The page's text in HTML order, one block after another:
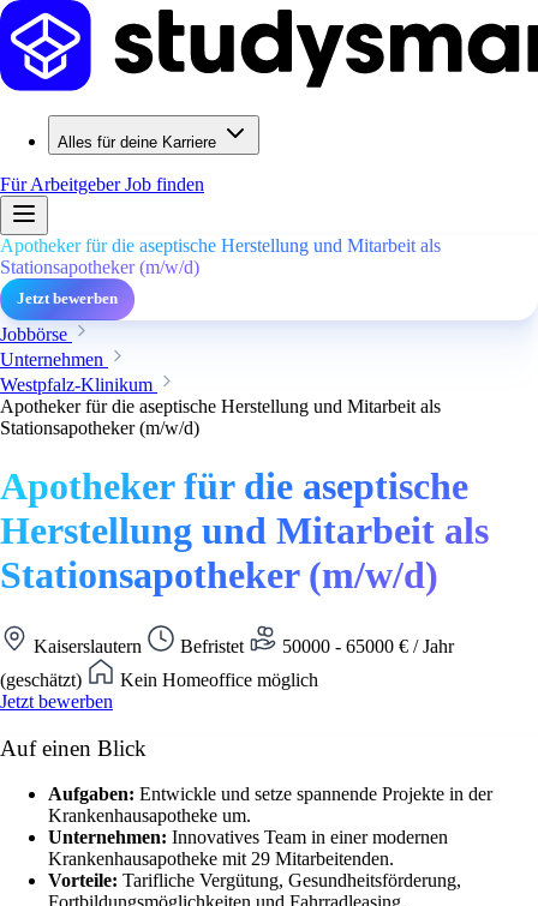
Alles für deine Karriere
Für ArbeitgeberJob finden
Apotheker für die aseptische Herstellung und Mitarbeit als
Stationsapotheker (m/w/d)
Jetzt bewerben
Jobbörse
Unternehmen
Westpfalz-Klinikum
Apotheker für die aseptische Herstellung und Mitarbeit als
Stationsapotheker (m/w/d)
Apotheker für die aseptische
Herstellung und Mitarbeit als
Stationsapotheker (m/w/d)
Kaiserslautern Befristet
50000 - 65000 € / Jahr
(geschätzt)
Kein Homeoffice möglich
Jetzt bewerben
Auf einen Blick
Aufgaben: Entwickle und setze spannende Projekte in der
Krankenhausapotheke um.
Unternehmen: Innovatives Team in einer modernen
Krankenhausapotheke mit 29 Mitarbeitenden.
Vorteile: Tarifliche Vergütung, Gesundheitsförderung,